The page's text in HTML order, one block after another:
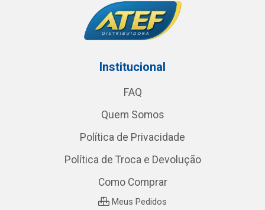
Institucional
FAQ
Quem Somos
Política de Privacidade
Política de Troca e Devolução
Como Comprar
Meus Pedidos